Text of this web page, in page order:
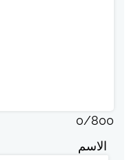
0/800
الاسم